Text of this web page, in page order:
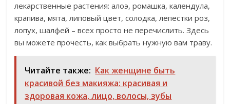
лекарственные растения: алоэ, ромашка, календула,
крапива, мята, липовый цвет, солодка, лепестки роз,
лопух, шалфей – всех просто не перечислить. Здесь
вы можете прочесть, как выбрать нужную вам траву.
Читайте также: Как женщине быть
красивой без макияжа: красивая и
здоровая кожа, лицо, волосы, зубы